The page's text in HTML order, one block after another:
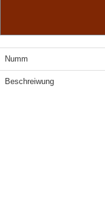
Numm
Beschreiwung